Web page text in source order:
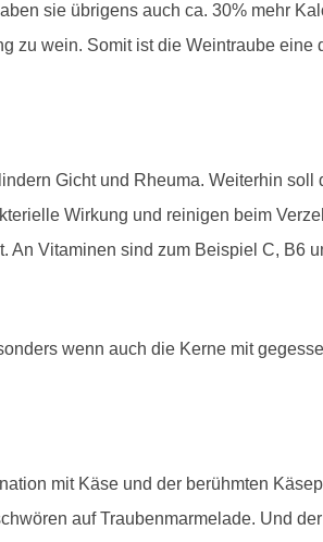
sie übrigens auch ca. 30% mehr
zu wein. Somit ist die Weintraube eine
Gicht und Rheuma. Weiterhin soll
Wirkung und reinigen beim
Vitaminen sind zum Beispiel C, B6
wenn auch die Kerne mit
mit Käse und der berühmten
auf Traubenmarmelade. Und